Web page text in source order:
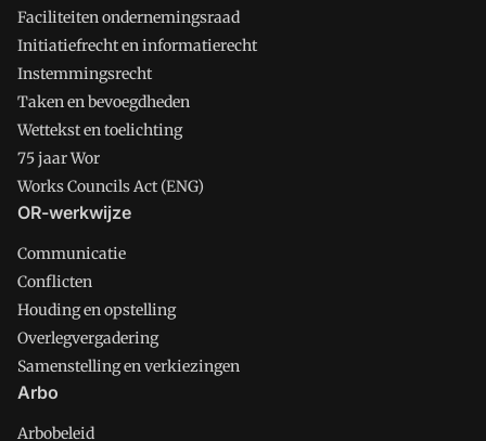
Faciliteiten ondernemingsraad
Initiatiefrecht en informatierecht
Instemmingsrecht
Taken en bevoegdheden
Wettekst en toelichting
75 jaar Wor
Works Councils Act (ENG)
OR-werkwijze
Communicatie
Conflicten
Houding en opstelling
Overlegvergadering
Samenstelling en verkiezingen
Arbo
Arbobeleid